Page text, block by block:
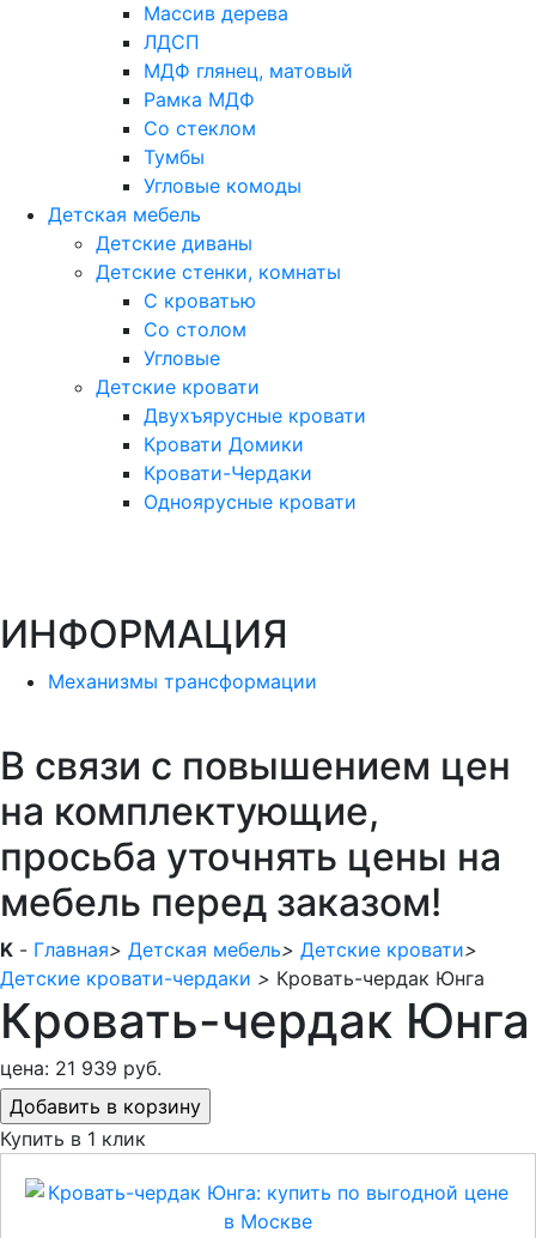
Массив дерева
ЛДСП
МДФ глянец, матовый
Рамка МДФ
Со стеклом
Тумбы
Угловые комоды
Детская мебель
Детские диваны
Детские стенки, комнаты
С кроватью
Со столом
Угловые
Детские кровати
Двухъярусные кровати
Кровати Домики
Кровати-Чердаки
Одноярусные кровати
ИНФОРМАЦИЯ
Механизмы трансформации
В связи с повышением цен
на комплектующие,
просьба уточнять цены на
мебель перед заказом!
K - Главная> Детская мебель> Детские кровати>
Детские кровати-чердаки > Кровать-чердак Юнга
Кровать-чердак Юнга
цена: 21 939 руб.
Купить в 1 клик